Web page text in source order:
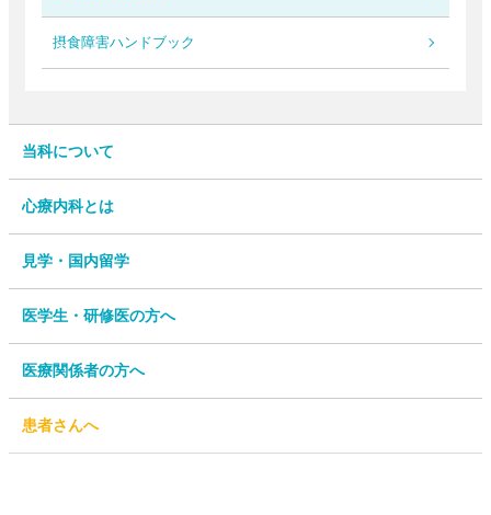
摂食障害ハンドブック
当科について
心療内科とは
見学・国内留学
医学生・研修医の方へ
医療関係者の方へ
患者さんへ